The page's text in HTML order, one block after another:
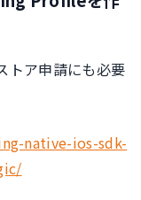
トア申請にも必要
native-ios-sdk-